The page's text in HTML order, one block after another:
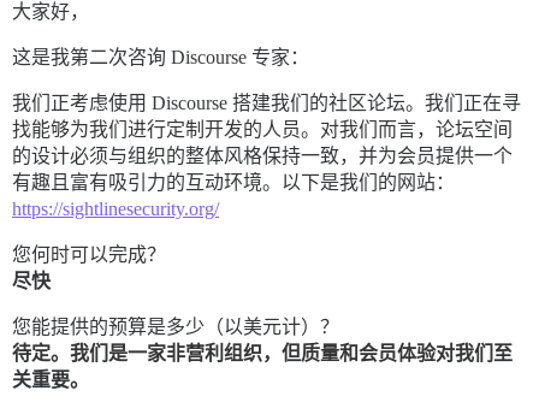
大家好，
这是我第二次咨询 Discourse 专家：
我们正考虑使用 Discourse 搭建我们的社区论坛。我们正在寻
找能够为我们进行定制开发的人员。对我们而言，论坛空间
的设计必须与组织的整体风格保持一致，并为会员提供一个
有趣且富有吸引力的互动环境。以下是我们的网站：
https://sightlinesecurity.org/
您何时可以完成？
尽快
您能提供的预算是多少（以美元计）？
待定。我们是一家非营利组织，但质量和会员体验对我们至
关重要。